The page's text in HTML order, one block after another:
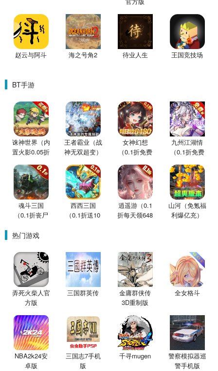
赵云与阿斗 海之号角2 待业人生 王国竞技场
BT手游
诛神世界（内
置火影0.05折
王者霸业（战
神无双超变）
女神幻想
（0.1折免费
九州江湖情
（0.1折免费
魂斗三国
（0.1折丧尸
西西三国
（0.1折送10
逍遥游（0.1
折每天领648
山河（免氪福
利爆亿充）
热门游戏
弄死火柴人官
方版
三国群英传
金庸群侠传
3D重制版
全女格斗
NBA2k24安
卓版
三国志7手机
版
千寻mugen
警察模拟器巡
警手机版